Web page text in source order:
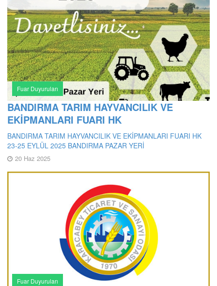
Fuar Duyuruları
BANDIRMA TARIM HAYVANCILIK VE
EKİPMANLARI FUARI HK
BANDIRMA TARIM HAYVANCILIK VE EKİPMANLARI FUARI HK
23-25 EYLÜL 2025 BANDIRMA PAZAR YERİ
20 Haz 2025
Fuar Duyuruları